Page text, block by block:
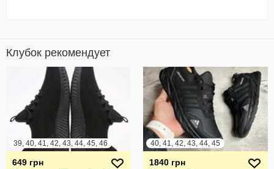
Клубок рекомендует
39, 40, 41, 42, 43, 44, 45, 46
649 грн
40, 41, 42, 43, 44, 45
1840 грн